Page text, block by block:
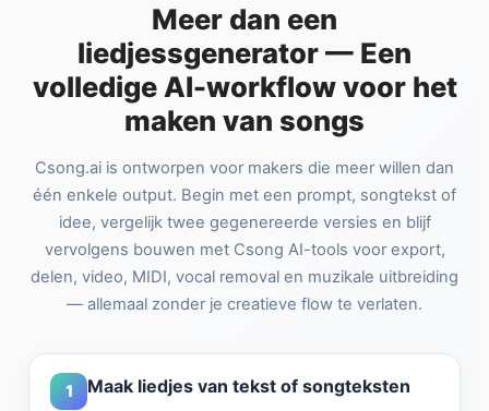
Meer dan een
liedjessgenerator — Een
volledige AI-workflow voor het
maken van songs
Csong.ai is ontworpen voor makers die meer willen dan
één enkele output. Begin met een prompt, songtekst of
idee, vergelijk twee gegenereerde versies en blijf
vervolgens bouwen met Csong AI-tools voor export,
delen, video, MIDI, vocal removal en muzikale uitbreiding
— allemaal zonder je creatieve flow te verlaten.
1 Maak liedjes van tekst of songteksten